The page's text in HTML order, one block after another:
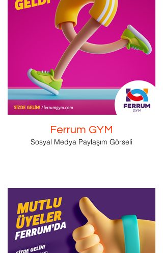
Ferrum GYM
Sosyal Medya Paylaşım Görseli